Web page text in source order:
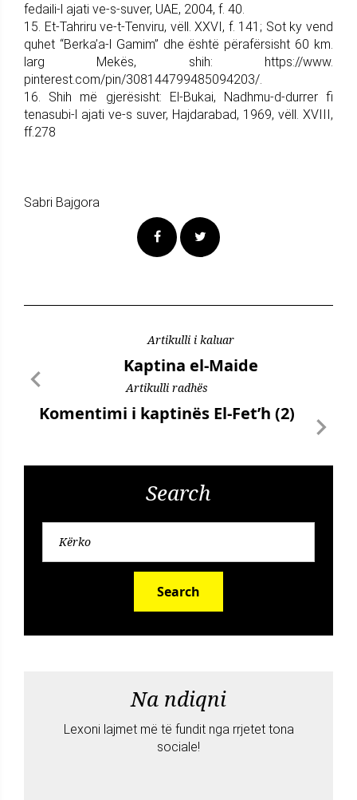
fedaili-l ajati ve-s-suver, UAE, 2004, f. 40.
15. Et-Tahriru ve-t-Tenviru, vëll. XXVI, f. 141; Sot ky vend
quhet “Berka’a-l Gamim” dhe është përafërsisht 60 km.
larg Mekës, shih: https://www.
pinterest.com/pin/308144799485094203/.
16. Shih më gjerësisht: El-Bukai, Nadhmu-d-durrer fi
tenasubi-l ajati ve-s suver, Hajdarabad, 1969, vëll. XVIII,
ff.278
Sabri Bajgora
Artikulli i kaluar
Kaptina el-Maide
Artikulli radhës
Komentimi i kaptinës El-Fet’h (2)
Search
Search
Na ndiqni
Lexoni lajmet më të fundit nga rrjetet tona
sociale!